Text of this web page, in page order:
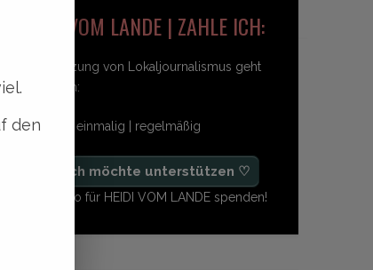
HEIDI VOM LANDE | ZAHLE ICH:
Unterstützung von Lokaljournalismus geht
so einfach:
freiwillig | einmalig | regelmäßig
♡ Ja, ich möchte unterstützen ♡
Ab 1,- Euro für HEIDI VOM LANDE spenden!
den